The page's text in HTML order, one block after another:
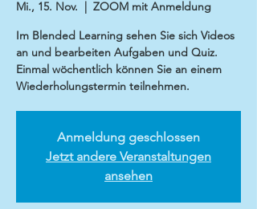
Mi., 15. Nov.
  |
ZOOM mit Anmeldung
Im Blended Learning sehen Sie sich Videos
an und bearbeiten Aufgaben und Quiz.
Einmal wöchentlich können Sie an einem
Wiederholungstermin teilnehmen.
Anmeldung geschlossen
Jetzt andere Veranstaltungen
ansehen